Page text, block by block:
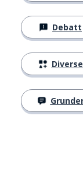
Debatt
Diverse